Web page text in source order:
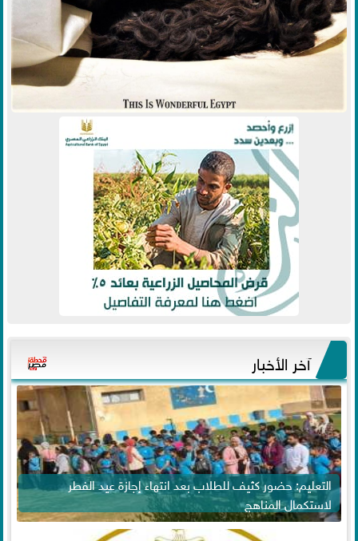
آخر الأخبار
التعليم: حضور كثيف للطلاب بعد انتهاء إجازة عيد الفطر
لاستكمال المناهج